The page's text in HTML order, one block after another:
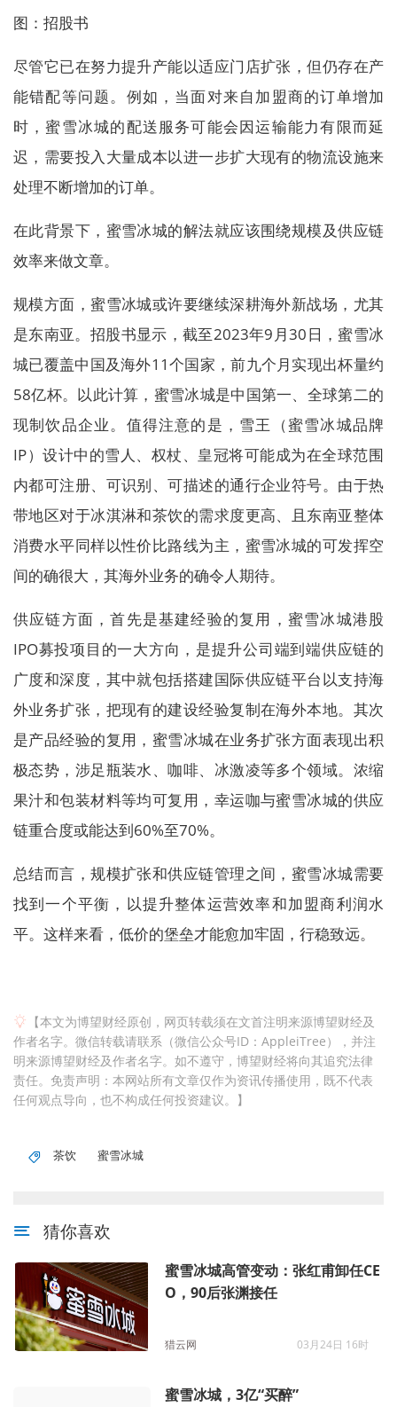
图：招股书
尽管它已在努力提升产能以适应门店扩张，但仍存在产
能错配等问题。例如，当面对来自加盟商的订单增加
时，蜜雪冰城的配送服务可能会因运输能力有限而延
迟，需要投入大量成本以进一步扩大现有的物流设施来
处理不断增加的订单。
在此背景下，蜜雪冰城的解法就应该围绕规模及供应链
效率来做文章。
规模方面，蜜雪冰城或许要继续深耕海外新战场，尤其
是东南亚。招股书显示，截至2023年9月30日，蜜雪冰
城已覆盖中国及海外11个国家，前九个月实现出杯量约
58亿杯。以此计算，蜜雪冰城是中国第一、全球第二的
现制饮品企业。值得注意的是，雪王（蜜雪冰城品牌
IP）设计中的雪人、权杖、皇冠将可能成为在全球范围
内都可注册、可识别、可描述的通行企业符号。由于热
带地区对于冰淇淋和茶饮的需求度更高、且东南亚整体
消费水平同样以性价比路线为主，蜜雪冰城的可发挥空
间的确很大，其海外业务的确令人期待。
供应链方面，首先是基建经验的复用，蜜雪冰城港股
IPO募投项目的一大方向，是提升公司端到端供应链的
广度和深度，其中就包括搭建国际供应链平台以支持海
外业务扩张，把现有的建设经验复制在海外本地。其次
是产品经验的复用，蜜雪冰城在业务扩张方面表现出积
极态势，涉足瓶装水、咖啡、冰激凌等多个领域。浓缩
果汁和包装材料等均可复用，幸运咖与蜜雪冰城的供应
链重合度或能达到60%至70%。
总结而言，规模扩张和供应链管理之间，蜜雪冰城需要
找到一个平衡，以提升整体运营效率和加盟商利润水
平。这样来看，低价的堡垒才能愈加牢固，行稳致远。
【本文为博望财经原创，网页转载须在文首注明来源博望财经及
作者名字。微信转载请联系（微信公众号ID：AppleiTree），并注
明来源博望财经及作者名字。如不遵守，博望财经将向其追究法律
责任。免责声明：本网站所有文章仅作为资讯传播使用，既不代表
任何观点导向，也不构成任何投资建议。】
茶饮 蜜雪冰城
猜你喜欢
蜜雪冰城高管变动：张红甫卸任CE
O，90后张渊接任
猎云网 03月24日 16时
蜜雪冰城，3亿“买醉”